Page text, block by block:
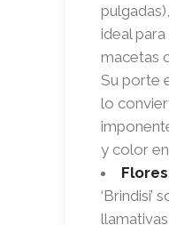
ideal
macetas
Su porte
lo
y color
Flores
‘Brindisi’